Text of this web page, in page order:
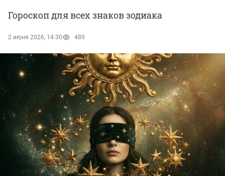
Гороскоп для всех знаков зодиака
2 июня 2026, 14:30 489